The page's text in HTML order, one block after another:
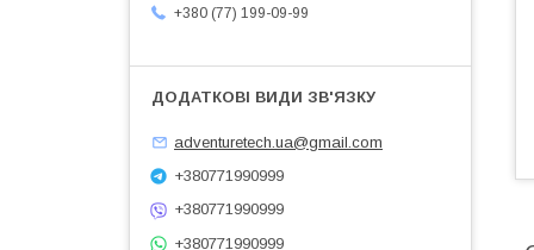
+380 (77) 199-09-99
adventuretech.ua@gmail.com
+380771990999
+380771990999
+380771990999